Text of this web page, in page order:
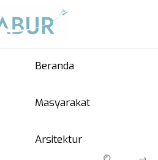
Beranda
Masyarakat
Arsitektur